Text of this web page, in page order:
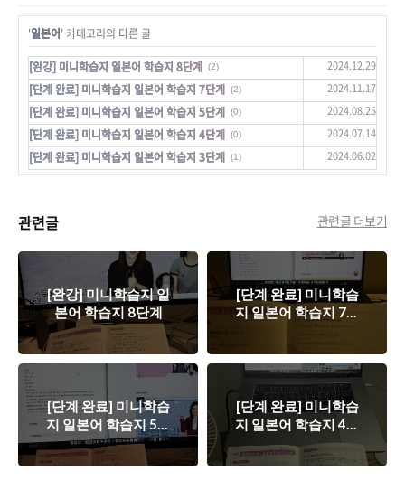
'일본어' 카테고리의 다른 글
[완강] 미니학습지 일본어 학습지 8단계 (2) 2024.12.29
[단계 완료] 미니학습지 일본어 학습지 7단계 (2) 2024.11.17
[단계 완료] 미니학습지 일본어 학습지 5단계 (0) 2024.08.25
[단계 완료] 미니학습지 일본어 학습지 4단계 (0) 2024.07.14
[단계 완료] 미니학습지 일본어 학습지 3단계 (1) 2024.06.02
관련글 관련글 더보기
[완강] 미니학습지 일
본어 학습지 8단계
[단계 완료] 미니학습
지 일본어 학습지 7단
[단계 완료] 미니학습
지 일본어 학습지 5단
계
[단계 완료] 미니학습
지 일본어 학습지 4단
계